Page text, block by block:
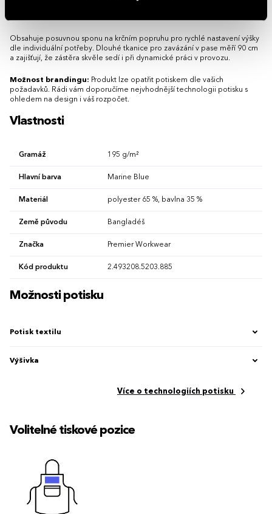
Obsahuje posuvnou sponu na krčním popruhu pro rychlé nastavení výšky
dle individuální potřeby. Dlouhé tkanice pro zavázání v pase měří 90 cm
a zajišťují, že zástěra skvěle sedí i při dynamické práci v provozu.
Možnost brandingu: Produkt lze opatřit potiskem dle vašich
požadavků. Rádi vám doporučíme nejvhodnější technologii potisku s
ohledem na design i váš rozpočet.
Vlastnosti
Gramáž 195 g/m²
Hlavní barva Marine Blue
Materiál polyester 65 %, bavlna 35 %
Země původu Bangladéš
Značka Premier Workwear
Kód produktu 2.493208.5203.885
Možnosti potisku
Potisk textilu
Výšivka
Více o technologiích potisku
Volitelné tiskové pozice